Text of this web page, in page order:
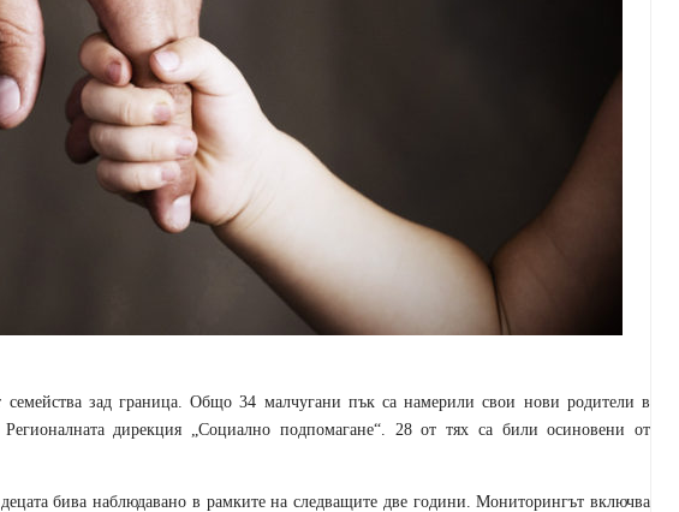
зад граница. Общо 34 малчугани пък са намерили свои нови родители в
дирекция „Социално подпомагане“. 28 от тях са били осиновени от
бива наблюдавано в рамките на следващите две години. Мониторингът включва